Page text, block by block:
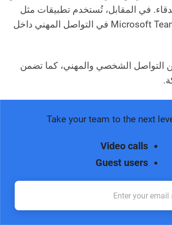
في المقابل، تُستخدم تطبيقات مثل
Chanty وSlack وGoogle Chat وMicrosoft Teams في التواصل المهني داخل
التواصل الشخصي والمهني، كما تضمن
Take your team to the next
Video calls
Guest users